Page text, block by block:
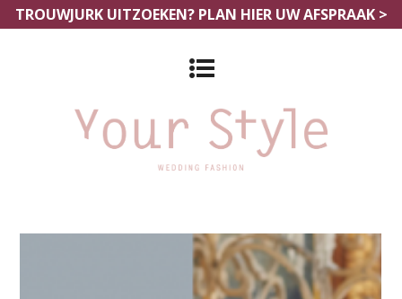
TROUWJURK UITZOEKEN? PLAN HIER UW AFSPRAAK >
Bruidsmodewinkels Leiden